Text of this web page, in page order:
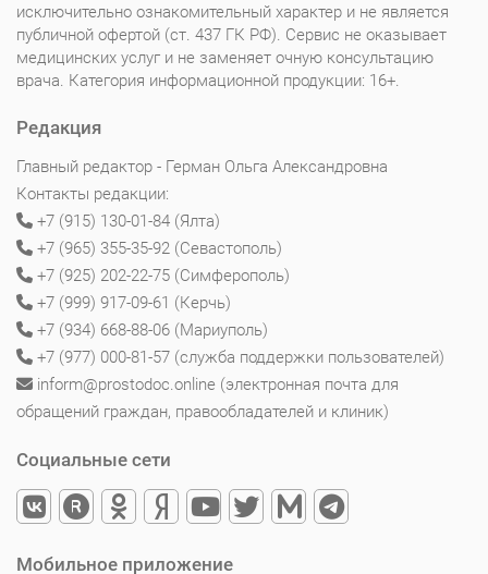
исключительно ознакомительный характер и не является
публичной офертой (ст. 437 ГК РФ). Сервис не оказывает
медицинских услуг и не заменяет очную консультацию
врача. Категория информационной продукции: 16+.
Редакция
Главный редактор - Герман Ольга Александровна
Контакты редакции:
+7 (915) 130-01-84 (Ялта)
+7 (965) 355-35-92 (Севастополь)
+7 (925) 202-22-75 (Симферополь)
+7 (999) 917-09-61 (Керчь)
+7 (934) 668-88-06 (Мариуполь)
+7 (977) 000-81-57 (служба поддержки пользователей)
inform@prostodoc.online (электронная почта для
обращений граждан, правообладателей и клиник)
Социальные сети
Мобильное приложение